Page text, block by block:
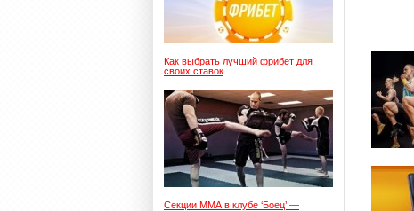
Как выбрать лучший фрибет для
своих ставок
Секции ММА в клубе ‘Боец’ —